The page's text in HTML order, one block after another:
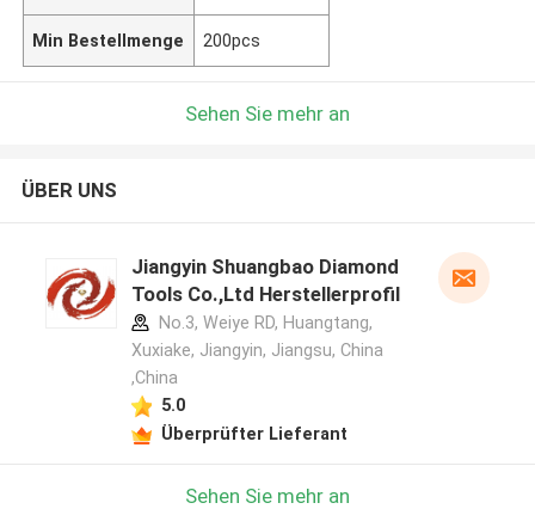
Min Bestellmenge 200pcs
Sehen Sie mehr an
ÜBER UNS
Jiangyin Shuangbao Diamond
Tools Co.,Ltd Herstellerprofil
No.3, Weiye RD, Huangtang,
Xuxiake, Jiangyin, Jiangsu, China
,China
5.0
Überprüfter Lieferant
Sehen Sie mehr an